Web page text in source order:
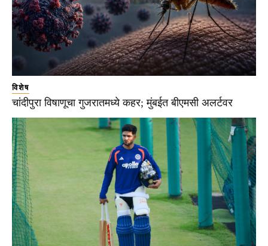
विशेष
चांदीपुरा विषाणूचा गुजरातमध्ये कहर; मुंबईत बीएमसी अलर्टवर